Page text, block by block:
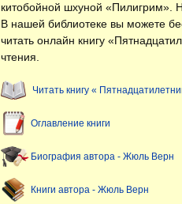
китобойной шхуной «Пилигрим».
В нашей библиотеке вы можете
читать онлайн книгу
чтения.
Читать книгу «
Оглавление книги
Биография автора - Жюль Верн
Книги автора - Жюль Верн